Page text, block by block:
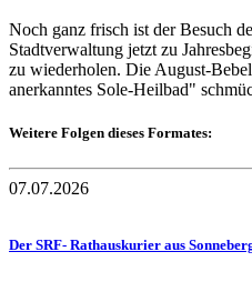
Noch ganz frisch ist der Besuch
Stadtverwaltung jetzt zu
zu wiederholen. Die August-
anerkanntes Sole-Heilbad"
Weitere Folgen dieses Formates:
07.07.2026
Der SRF- Rathauskurier aus